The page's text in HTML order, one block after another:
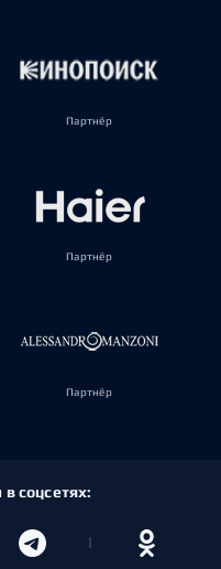
Партнёр
Партнёр
Партнёр
соцсетях: